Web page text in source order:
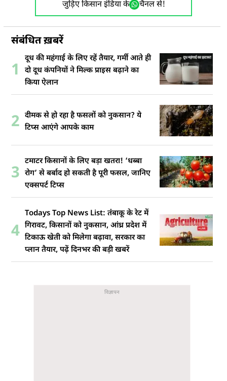
जुड़िए किसान इंडिया के चैनल से!
संबंधित ख़बरें
1
दूध की महंगाई के लिए रहें तैयार, गर्मी आते ही
दो दूध कंपनियों ने मिल्क प्राइस बढ़ाने का
किया ऐलान
2 दीमक से हो रहा है फसलों को नुकसान? ये
टिप्स आएंगे आपके काम
3
टमाटर किसानों के लिए बड़ा खतरा! ‘धब्बा
रोग’ से बर्बाद हो सकती है पूरी फसल, जानिए
एक्सपर्ट टिप्स
4
Todays Top News List: तंंबाकू के रेट में
गिरावट, किसानों को नुकसान, आंध्र प्रदेश में
टिकाऊ खेती को मिलेगा बढ़ावा, सरकार का
प्लान तैयार, पढ़ें दिनभर की बड़ी खबरें